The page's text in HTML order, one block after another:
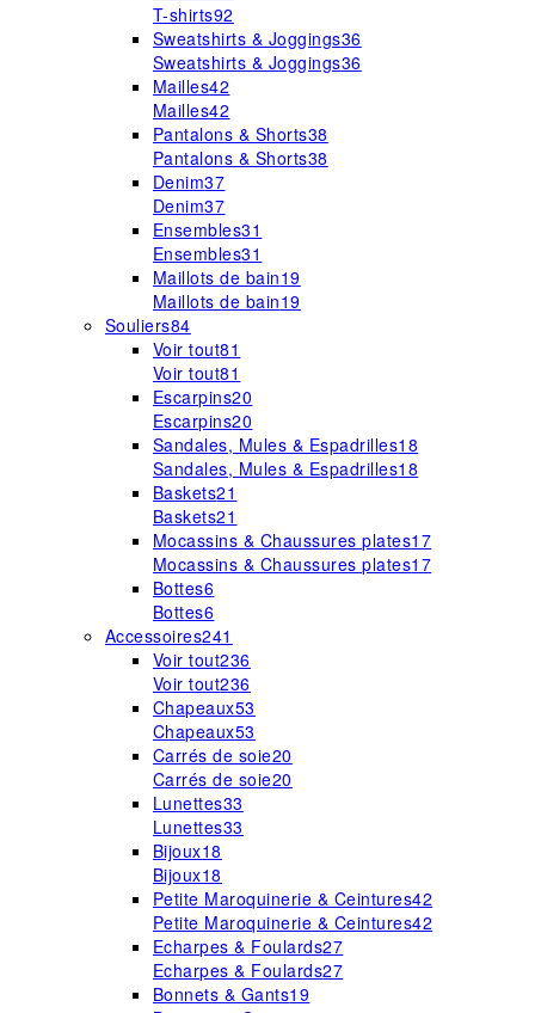
T-shirts92
Sweatshirts & Joggings36
Sweatshirts & Joggings36
Mailles42
Mailles42
Pantalons & Shorts38
Pantalons & Shorts38
Denim37
Denim37
Ensembles31
Ensembles31
Maillots de bain19
Maillots de bain19
Souliers84
Voir tout81
Voir tout81
Escarpins20
Escarpins20
Sandales, Mules & Espadrilles18
Sandales, Mules & Espadrilles18
Baskets21
Baskets21
Mocassins & Chaussures plates17
Mocassins & Chaussures plates17
Bottes6
Bottes6
Accessoires241
Voir tout236
Voir tout236
Chapeaux53
Chapeaux53
Carrés de soie20
Carrés de soie20
Lunettes33
Lunettes33
Bijoux18
Bijoux18
Petite Maroquinerie & Ceintures42
Petite Maroquinerie & Ceintures42
Echarpes & Foulards27
Echarpes & Foulards27
Bonnets & Gants19